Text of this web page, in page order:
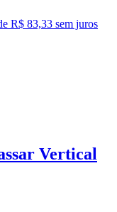
R$ 83,33 sem juros
Vertical